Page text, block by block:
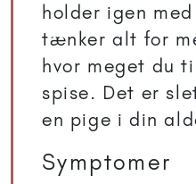
holder igen
tænker alt for
hvor meget du
spise. Det er
en pige i din
Symptomer